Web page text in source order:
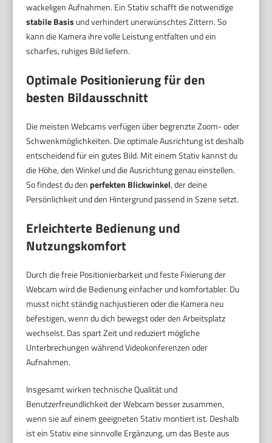
wackeligen Aufnahmen. Ein Stativ schafft die notwendige
stabile Basis und verhindert unerwünschtes Zittern. So
kann die Kamera ihre volle Leistung entfalten und ein
scharfes, ruhiges Bild liefern.
Optimale Positionierung für den
besten Bildausschnitt
Die meisten Webcams verfügen über begrenzte Zoom- oder
Schwenkmöglichkeiten. Die optimale Ausrichtung ist deshalb
entscheidend für ein gutes Bild. Mit einem Stativ kannst du
die Höhe, den Winkel und die Ausrichtung genau einstellen.
So findest du denperfekten Blickwinkel, der deine
Persönlichkeit und den Hintergrund passend in Szene setzt.
Erleichterte Bedienung und
Nutzungskomfort
Durch die freie Positionierbarkeit und feste Fixierung der
Webcam wird die Bedienung einfacher und komfortabler. Du
musst nicht ständig nachjustieren oder die Kamera neu
befestigen, wenn du dich bewegst oder den Arbeitsplatz
wechselst. Das spart Zeit und reduziert mögliche
Unterbrechungen während Videokonferenzen oder
Aufnahmen.
Insgesamt wirken technische Qualität und
Benutzerfreundlichkeit der Webcam besser zusammen,
wenn sie auf einem geeigneten Stativ montiert ist. Deshalb
ist ein Stativ eine sinnvolle Ergänzung, um das Beste aus